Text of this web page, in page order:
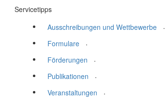
Servicetipps
Ausschreibungen und Wettbewerbe
.
Formulare
.
Förderungen
.
Publikationen
.
Veranstaltungen
.